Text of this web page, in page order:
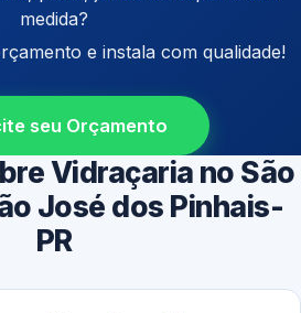
medida?
e instala com qualidade!
seu Orçamento
Vidraçaria no São
José dos Pinhais-
PR